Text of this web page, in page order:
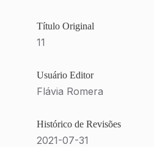
Título Original
11
Usuário Editor
Flávia Romera
Histórico de Revisões
2021-07-31